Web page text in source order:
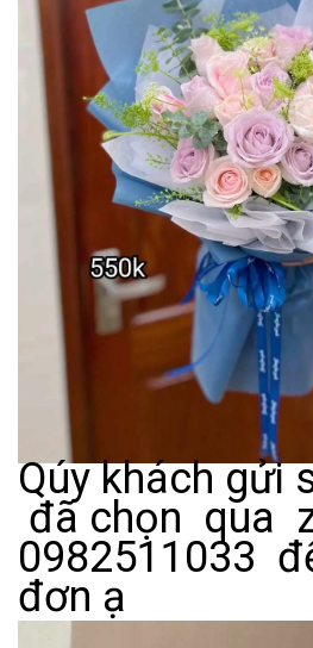
Qúy khách gửi
đã chọn qua
0982511033
đơn ạ